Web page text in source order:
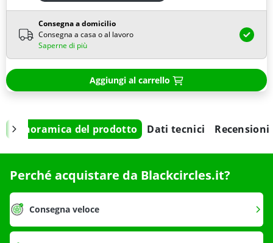
Consegna a domicilio
Consegna a casa o al lavoro
Saperne di più
Aggiungi al carrello
Panoramica del prodotto Dati tecnici Recensioni
Perché acquistare da Blackcircles.it?
Consegna veloce